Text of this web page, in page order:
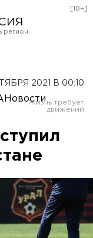
[18+]
2021 В 00:10